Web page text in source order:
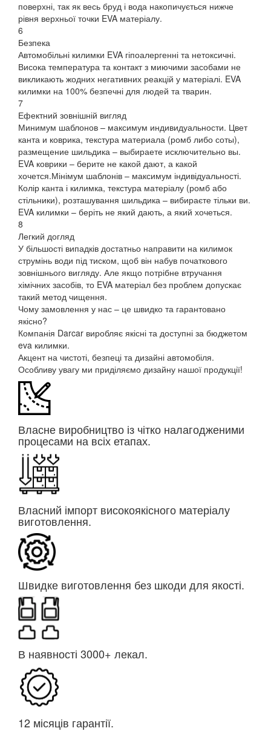
поверхні, так як весь бруд і вода накопичується нижче
рівня верхньої точки EVA матеріалу.
6
Безпека
Автомобільні килимки EVA гіпоалергенні та нетоксичні.
Висока температура та контакт з миючими засобами не
викликають жодних негативних реакцій у матеріалі. EVA
килимки на 100% безпечні для людей та тварин.
7
Ефектний зовнішній вигляд
Минимум шаблонов – максимум индивидуальности. Цвет
канта и коврика, текстура материала (ромб либо соты),
размещение шильдика – выбираете исключительно вы.
EVA коврики – берите не какой дают, а какой
хочется.Мінімум шаблонів – максимум індивідуальності.
Колір канта і килимка, текстура матеріалу (ромб або
стільники), розташування шильдика – вибираєте тільки ви.
EVA килимки – беріть не який дають, а який хочеться.
8
Легкий догляд
У більшості випадків достатньо направити на килимок
струмінь води під тиском, щоб він набув початкового
зовнішнього вигляду. Але якщо потрібне втручання
хімічних засобів, то EVA матеріал без проблем допускає
такий метод чищення.
Чому замовлення у нас – це швидко та гарантовано
якісно?
Компанія Darcar виробляє якісні та доступні за бюджетом
eva килимки.
Акцент на чистоті, безпеці та дизайні автомобіля.
Особливу увагу ми приділяємо дизайну нашої продукції!
Власне виробництво із чітко налагодженими
процесами на всіх етапах.
Власний імпорт високоякісного матеріалу
виготовлення.
Швидке виготовлення без шкоди для якості.
В наявності 3000+ лекал.
12 місяців гарантії.